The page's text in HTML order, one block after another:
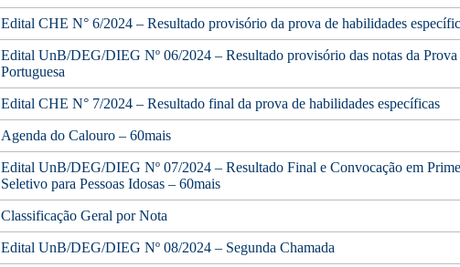
Edital CHE N° 6/2024 – Resultado provisório da prova de habilidades
Edital UnB/DEG/DIEG Nº 06/2024 – Resultado provisório das notas da Prova
Portuguesa
Edital CHE N° 7/2024 – Resultado final da prova de habilidades específicas
Agenda do Calouro – 60mais
Edital UnB/DEG/DIEG Nº 07/2024 – Resultado Final e Convocação em
Seletivo para Pessoas Idosas – 60mais
Classificação Geral por Nota
Edital UnB/DEG/DIEG Nº 08/2024 – Segunda Chamada